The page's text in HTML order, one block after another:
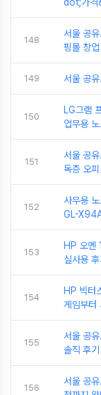
148
서울 공
핑몰 창
149 서울 공
150
LG그램
업무용
151
서울 공
독층 오
152
사무용
GL-
153
HP 오멘
실사용
154
HP 빅터
게임부터
155
서울 공
솔직 후기
156
서울 공